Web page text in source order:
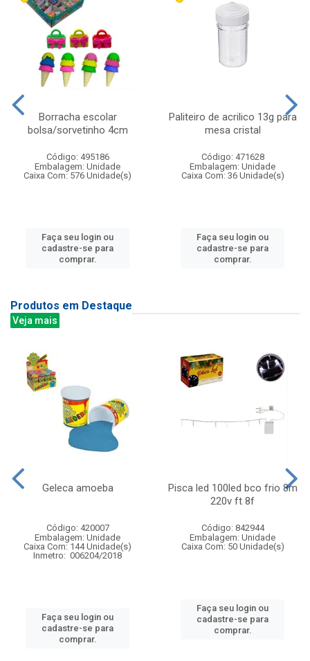
Borracha escolar
bolsa/sorvetinho 4cm
Código: 495186
Embalagem: Unidade
Caixa Com: 576 Unidade(s)
Faça seu login ou
cadastre-se para
comprar.
Paliteiro de acrilico 13g para
mesa cristal
Código: 471628
Embalagem: Unidade
Caixa Com: 36 Unidade(s)
Faça seu login ou
cadastre-se para
comprar.
Produtos em Destaque
Veja mais
Geleca amoeba
Código: 420007
Embalagem: Unidade
Caixa Com: 144 Unidade(s)
Inmetro: 006204/2018
Faça seu login ou
cadastre-se para
comprar.
Pisca led 100led bco frio 8m
220v ft 8f
Código: 842944
Embalagem: Unidade
Caixa Com: 50 Unidade(s)
Faça seu login ou
cadastre-se para
comprar.